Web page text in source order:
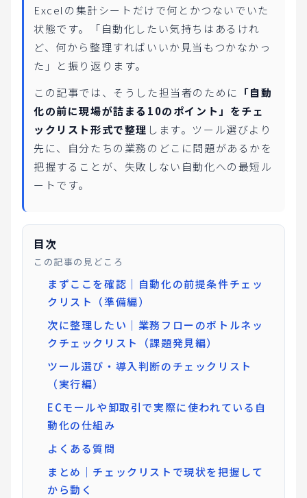
Excelの集計シートだけで何とかつないでいた
状態です。「自動化したい気持ちはあるけれ
ど、何から整理すればいいか見当もつかなかっ
た」と振り返ります。
この記事では、そうした担当者のために 「自動
化の前に現場が詰まる10のポイント」をチェ
ックリスト形式で整理 します。ツール選びより
先に、自分たちの業務のどこに問題があるかを
把握することが、失敗しない自動化への最短ル
ートです。
目次
この記事の見どころ
まずここを確認｜自動化の前提条件チェッ
クリスト（準備編）
次に整理したい｜業務フローのボトルネッ
クチェックリスト（課題発見編）
ツール選び・導入判断のチェックリスト
（実行編）
ECモールや卸取引で実際に使われている自
動化の仕組み
よくある質問
まとめ｜チェックリストで現状を把握して
から動く